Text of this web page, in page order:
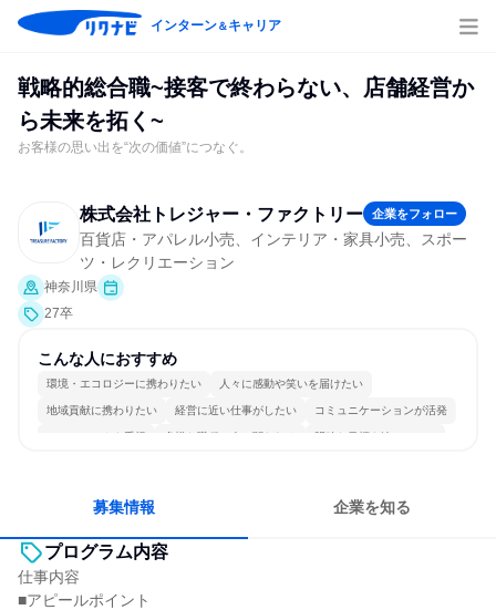
インターン＆キャリア
戦略的総合職~接客で終わらない、店舗経営か
ら未来を拓く~
お客様の思い出を“次の価値”につなぐ。
株式会社トレジャー・ファクトリー 企業をフォロー
百貨店・アパレル小売、インテリア・家具小売、スポー
ツ・レクリエーション
神奈川県
27卒
こんな人におすすめ
環境・エコロジーに携わりたい 人々に感動や笑いを届けたい
地域貢献に携わりたい 経営に近い仕事がしたい コミュニケーションが活発
チームワークを重視 多様な職種の人と関われる 明確な目標を追いかける
募集情報 企業を知る
プログラム内容
仕事内容
■アピールポイント